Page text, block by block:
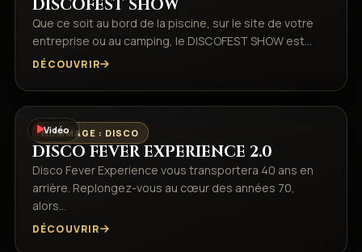
DISCOFEST SHOW
Que ce soit au bord de la piscine, sur le site de votre
entreprise ou au camping, le DISCOFEST SHOW est…
DÉCOUVRIR
Vidéo
HOMMAGE : DISCO
DISCO FEVER EXPERIENCE 2.0
Disco Fever Experience vous transportera 40 ans en
arrière. Replongez-vous au cœur des années 70,
alors…
DÉCOUVRIR